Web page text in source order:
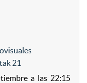
21
a las 22:15